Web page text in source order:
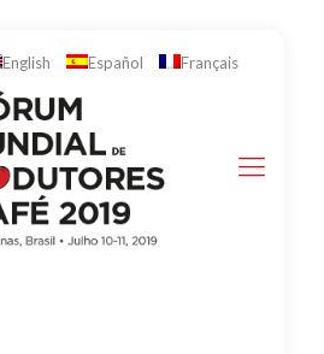
English Español Français